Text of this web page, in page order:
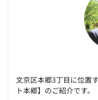
文京区本郷3丁目に位置
ト本郷】のご紹介です。